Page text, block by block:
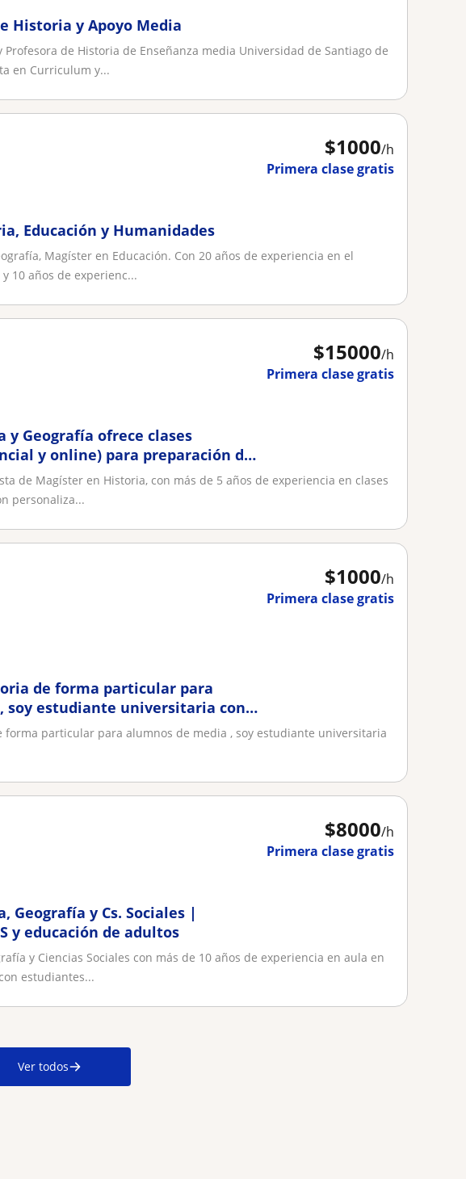
Historia y Apoyo Media
Profesora de Historia de Enseñanza media Universidad de Santiago de
en Curriculum y...
$1000/h
Primera clase gratis
Educación y Humanidades
Magíster en Educación. Con 20 años de experiencia en el
10 años de experienc...
$15000/h
Primera clase gratis
y Geografía ofrece clases
y online) para preparación de
de Magíster en Historia, con más de 5 años de experiencia en clases
personaliza...
$1000/h
Primera clase gratis
de forma particular para
soy estudiante universitaria con
forma particular para alumnos de media , soy estudiante universitaria
$8000/h
Primera clase gratis
Geografía y Cs. Sociales |
y educación de adultos
y Ciencias Sociales con más de 10 años de experiencia en aula en
estudiantes...
Ver todos